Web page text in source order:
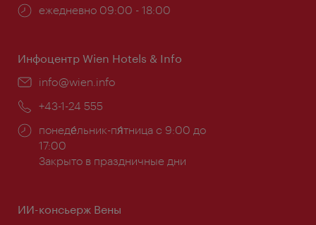
Часы
ежедневно 09:00 - 18:00
Инфоцентр Wien Hotels & Info
Эл.
info@wien.info
Телефон:
+43-1-24 555
Часы
работы:
понеде́льник-пя́тница с 9:00 до
17:00
Закрыто в праздничные дни
ИИ-консьерж Вены